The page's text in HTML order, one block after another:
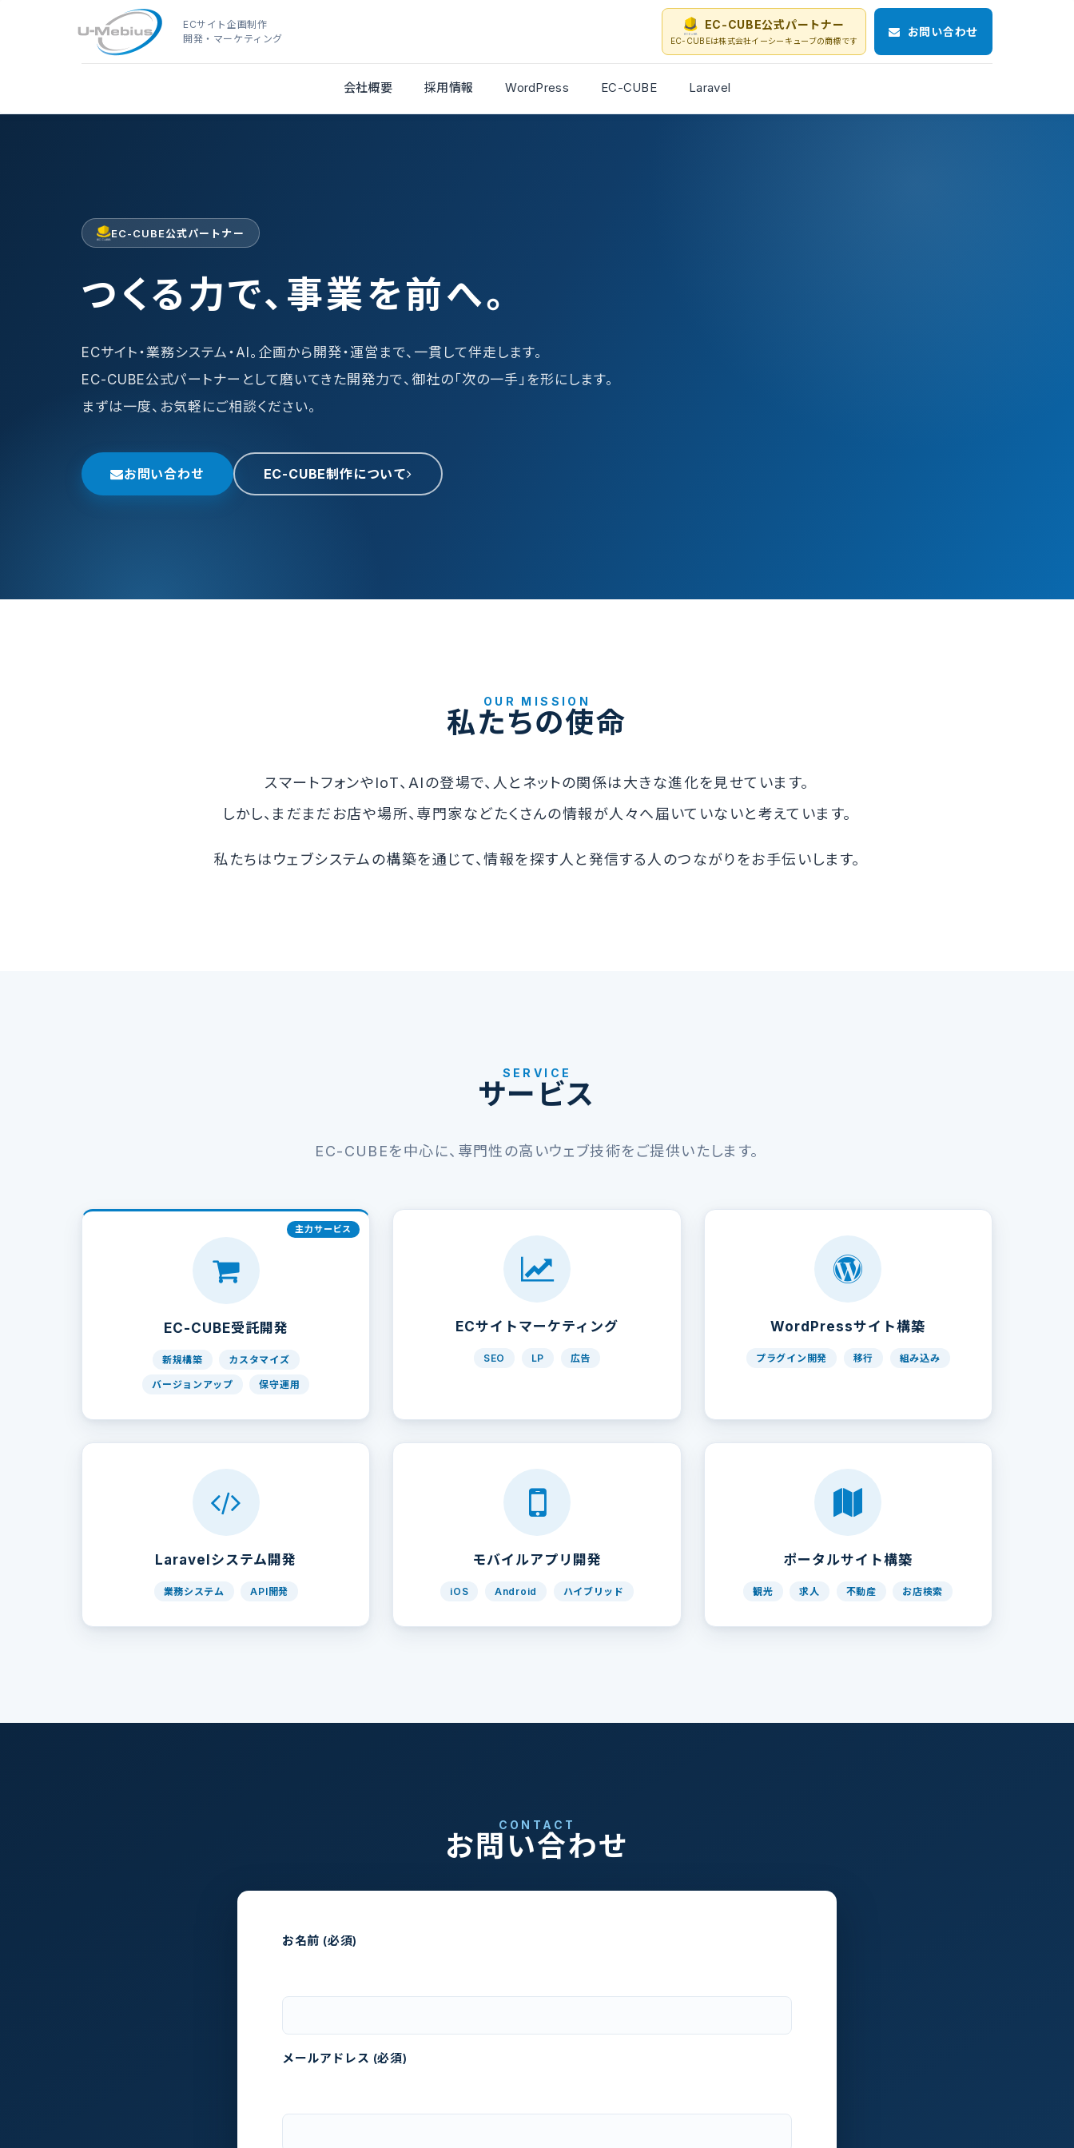
ECサイト企画制作
開発・マーケティング
EC-CUBE公式パートナー
EC-CUBEは株式会社イーシーキューブの商標です
お問い合わせ
会社概要 採用情報 WordPress EC-CUBE Laravel
EC-CUBE公式パートナー
つくる力で、事業を前へ。
ECサイト・業務システム・AI。企画から開発・運営まで、一貫して伴走します。
EC-CUBE公式パートナーとして磨いてきた開発力で、御社の「次の一手」を形にします。
まずは一度、お気軽にご相談ください。
お問い合わせ EC-CUBE制作について
私たちの使命
OUR MISSION
スマートフォンやIoT、AIの登場で、人とネットの関係は大きな進化を見せています。
しかし、まだまだお店や場所、専門家などたくさんの情報が人々へ届いていないと考えています。
私たちはウェブシステムの構築を通じて、情報を探す人と発信する人のつながりをお手伝いします。
サービス
SERVICE
EC-CUBEを中心に、専門性の高いウェブ技術をご提供いたします。
EC-CUBE受託開発
新規構築 カスタマイズ
バージョンアップ 保守運用
ECサイトマーケティング
SEO LP 広告
WordPressサイト構築
プラグイン開発 移行 組み込み
Laravelシステム開発
業務システム API開発
モバイルアプリ開発
iOS Android ハイブリッド
ポータルサイト構築
観光 求人 不動産 お店検索
お問い合わせ
CONTACT
お名前 (必須)
メールアドレス (必須)